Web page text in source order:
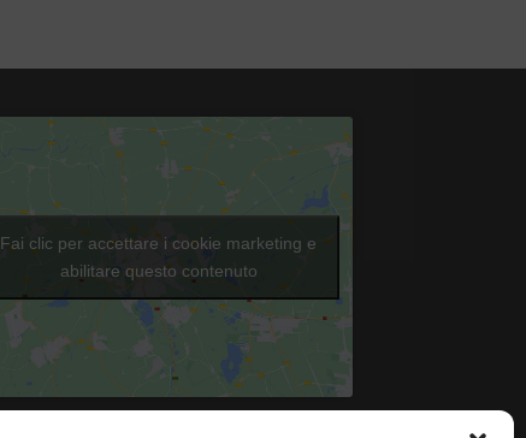
Fai clic per accettare i cookie marketing e
abilitare questo contenuto